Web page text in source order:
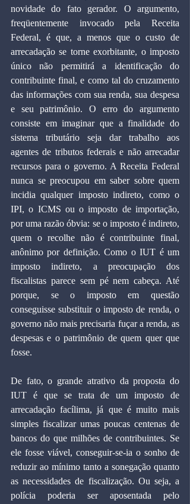
novidade do fato gerador. O argumento,
freqüentemente invocado pela Receita
Federal, é que, a menos que o custo de
arrecadação se torne exorbitante, o imposto
único não permitirá a identificação do
contribuinte final, e como tal do cruzamento
das informações com sua renda, sua despesa
e seu patrimônio. O erro do argumento
consiste em imaginar que a finalidade do
sistema tributário seja dar trabalho aos
agentes de tributos federais e não arrecadar
recursos para o governo. A Receita Federal
nunca se preocupou em saber sobre quem
incidia qualquer imposto indireto, como o
IPI, o ICMS ou o imposto de importação,
por uma razão óbvia: se o imposto é indireto,
quem o recolhe não é contribuinte final,
anônimo por definição. Como o IUT é um
imposto indireto, a preocupação dos
fiscalistas parece sem pé nem cabeça. Até
porque, se o imposto em questão
conseguisse substituir o imposto de renda, o
governo não mais precisaria fuçar a renda, as
despesas e o patrimônio de quem quer que
fosse.
De fato, o grande atrativo da proposta do
IUT é que se trata de um imposto de
arrecadação facílima, já que é muito mais
simples fiscalizar umas poucas centenas de
bancos do que milhões de contribuintes. Se
ele fosse viável, conseguir-se-ia o sonho de
reduzir ao mínimo tanto a sonegação quanto
as necessidades de fiscalização. Ou seja, a
polícia poderia ser aposentada pelo